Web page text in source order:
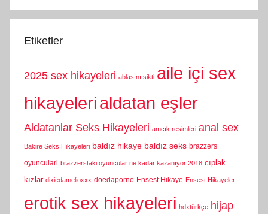
Etiketler
2025 sex hikayeleri ablasını sikti aile içi sex
hikayelerialdatan eşler
Aldatanlar Seks Hikayeleri amcık resimleri anal sex
Bakire Seks Hikayeleri baldız hikaye baldız seks brazzers
oyunculari brazzerstaki oyuncular ne kadar kazanıyor 2018 cıplak
kızlar dixiedamelioxxx doedaporno Ensest Hikaye Ensest Hikayeler
erotik sex hikayeleri hdxtürkçe hijap